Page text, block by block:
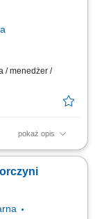
rynku.
/ menedżer /
pokaż opis
w
rynku.